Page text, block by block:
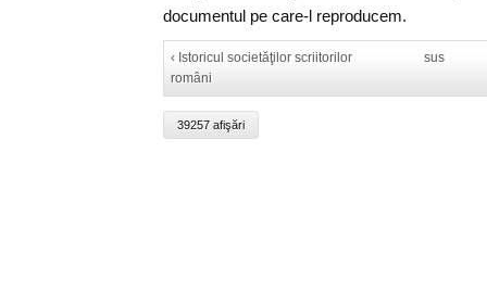
documentul pe care-l reproducem.
‹ Istoricul societăţilor scriitorilor
români
sus
39257 afişări